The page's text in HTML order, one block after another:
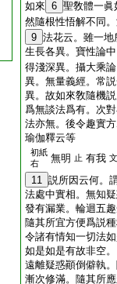
如來 6 聖敎體一眞
然隨根性悟解不同
9 法花云。雖一
生長各異。寶性論
得淺深異。攝大乘
異。無量義經。常
異。故如來敎隨機
爲無談法爲有。次
法亦無。後令趣實
瑜伽釋云等
初紙
右
無明 止 有我 文
11 説所因云何。
法處中實相。無知
發有漏業。輪迴五
隨其所宜方便爲説
令諸有情知一切法
如是如是有故非空
遠離疑惑顚倒僻執
漸次修滿。隨其所